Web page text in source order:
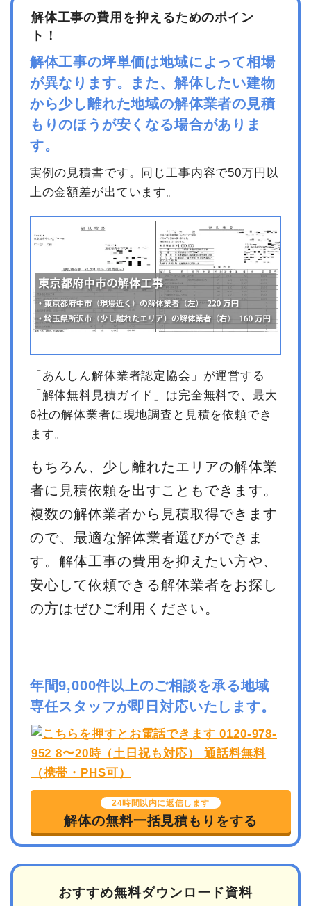
解体工事の費用を抑えるためのポイン
ト！
解体工事の坪単価は地域によって相場
が異なります。また、解体したい建物
から少し離れた地域の解体業者の見積
もりのほうが安くなる場合がありま
す。
実例の見積書です。同じ工事内容で50万円以
上の金額差が出ています。
「あんしん解体業者認定協会」が運営する
「解体無料見積ガイド」は完全無料で、最大
6社の解体業者に現地調査と見積を依頼でき
ます。
もちろん、少し離れたエリアの解体業
者に見積依頼を出すこともできます。
複数の解体業者から見積取得できます
ので、最適な解体業者選びができま
す。解体工事の費用を抑えたい方や、
安心して依頼できる解体業者をお探し
の方はぜひご利用ください。
年間9,000件以上のご相談を承る地域
専任スタッフが即日対応いたします。
24時間以内に返信します
解体の無料一括見積もりをする
おすすめ無料ダウンロード資料